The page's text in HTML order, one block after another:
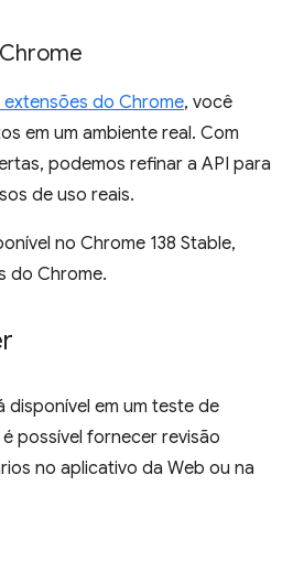
do Chrome, você
em um ambiente real. Com
podemos refinar a API para
de uso reais.
no Chrome 138 Stable,
do Chrome.
disponível em um teste de
possível fornecer revisão
no aplicativo da Web ou na